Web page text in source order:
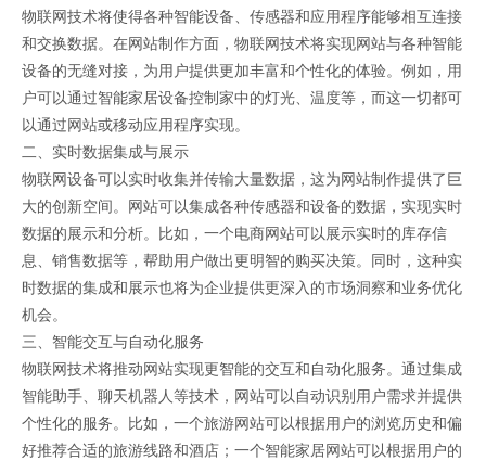
物联网技术将使得各种智能设备、传感器和应用程序能够相互连接
和交换数据。在网站制作方面，物联网技术将实现网站与各种智能
设备的无缝对接，为用户提供更加丰富和个性化的体验。例如，用
户可以通过智能家居设备控制家中的灯光、温度等，而这一切都可
以通过网站或移动应用程序实现。
二、实时数据集成与展示
物联网设备可以实时收集并传输大量数据，这为网站制作提供了巨
大的创新空间。网站可以集成各种传感器和设备的数据，实现实时
数据的展示和分析。比如，一个电商网站可以展示实时的库存信
息、销售数据等，帮助用户做出更明智的购买决策。同时，这种实
时数据的集成和展示也将为企业提供更深入的市场洞察和业务优化
机会。
三、智能交互与自动化服务
物联网技术将推动网站实现更智能的交互和自动化服务。通过集成
智能助手、聊天机器人等技术，网站可以自动识别用户需求并提供
个性化的服务。比如，一个旅游网站可以根据用户的浏览历史和偏
好推荐合适的旅游线路和酒店；一个智能家居网站可以根据用户的